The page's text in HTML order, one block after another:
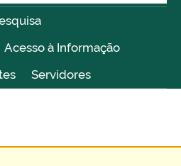
Acesso à Informação
Servidores